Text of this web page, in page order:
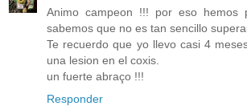
Animo campeon !!! por eso hemos
sabemos que no es tan sencillo
Te recuerdo que yo llevo casi 4
una lesion en el coxis.
un fuerte abraço !!!
Responder